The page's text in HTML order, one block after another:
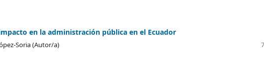
en la administración pública en el Ecuador
Soria (Autor/a)